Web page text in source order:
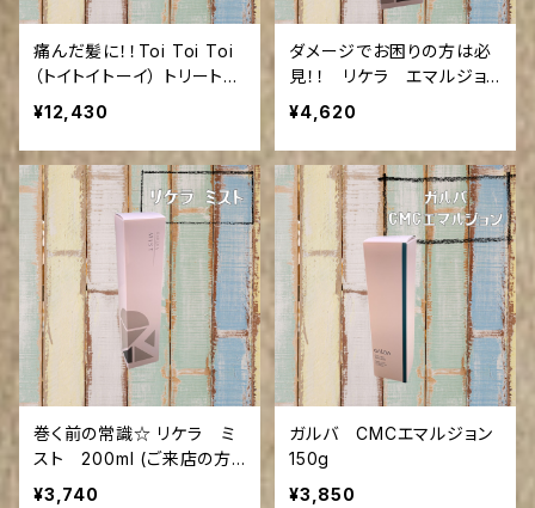
痛んだ髪に！！Toi Toi Toi
（トイトイトーイ） トリートメ
ント1000ml(ご来店の方送
料引き)
¥12,430
ダメージでお困りの方は必
見！！ リケラ エマルジョ
ン 200ml (ご来店の方送
料引き)
¥4,620
巻く前の常識☆ リケラ ミ
スト 200ml (ご来店の方
送料引き)
¥3,740
ガルバ CMCエマルジョン
150g
¥3,850